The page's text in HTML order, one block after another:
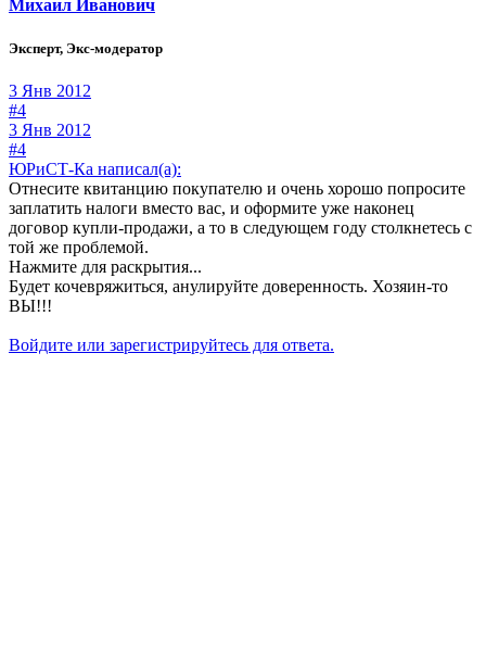
Михаил Иванович
Эксперт, Экс-модератор
3 Янв 2012
#4
3 Янв 2012
#4
ЮРиСТ-Ка написал(а):
Отнесите квитанцию покупателю и очень хорошо попросите
заплатить налоги вместо вас, и оформите уже наконец
договор купли-продажи, а то в следующем году столкнетесь с
той же проблемой.
Нажмите для раскрытия...
Будет кочевряжиться, анулируйте доверенность. Хозяин-то
ВЫ!!!
Войдите или зарегистрируйтесь для ответа.